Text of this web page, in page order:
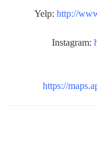
Yelp: http://
Instagram:
https://